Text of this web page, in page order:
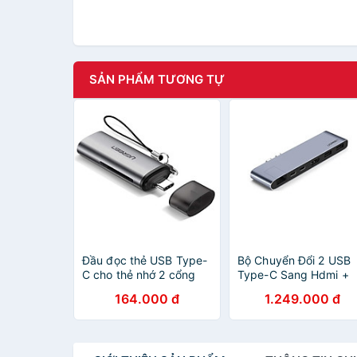
SẢN PHẨM TƯƠNG TỰ
Đầu đọc thẻ USB Type-
C cho thẻ nhớ 2 cổng
hỗ trợ chức năng OTG
màu Xám Ugreen
164.000 đ
Bộ Chuyển Đổi 2 USB
Type-C Sang Hdmi +
Gigabit Lan + Type-C
PD màu Gray Ugreen
1.249.000 đ